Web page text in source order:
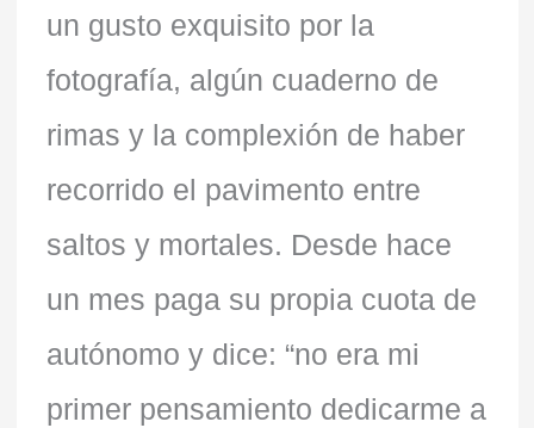
un gusto exquisito por la
fotografía, algún cuaderno de
rimas y la complexión de haber
recorrido el pavimento entre
saltos y mortales. Desde hace
un mes paga su propia cuota de
autónomo y dice: “no era mi
primer pensamiento dedicarme a